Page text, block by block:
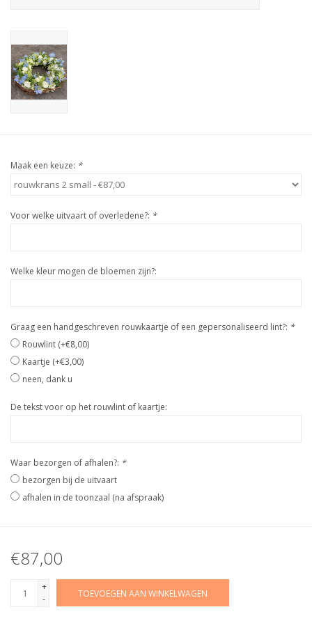
Maak een keuze: *
Voor welke uitvaart of overledene?: *
Welke kleur mogen de bloemen zijn?:
Graag een handgeschreven rouwkaartje of een gepersonaliseerd lint?: *
Rouwlint (+€8,00)
Kaartje (+€3,00)
neen, dank u
De tekst voor op het rouwlint of kaartje:
Waar bezorgen of afhalen?: *
bezorgen bij de uitvaart
afhalen in de toonzaal (na afspraak)
€87,00
+
-
TOEVOEGEN AAN WINKELWAGEN